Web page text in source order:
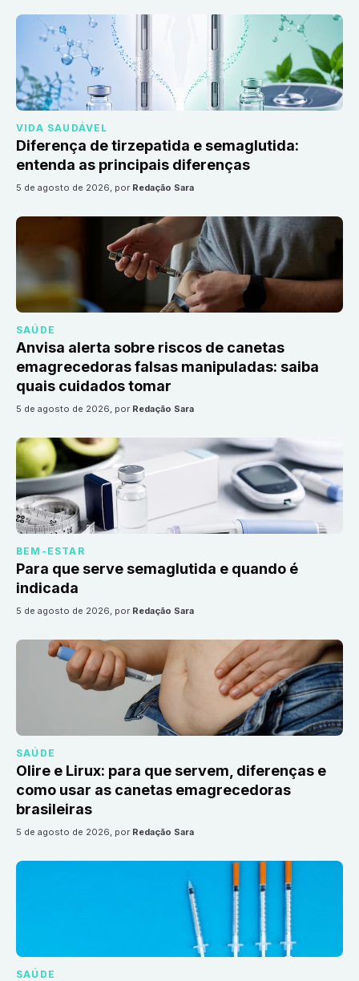
VIDA SAUDÁVEL
Diferença de tirzepatida e semaglutida:
entenda as principais diferenças
5 de agosto de 2026, por Redação Sara
SAÚDE
Anvisa alerta sobre riscos de canetas
emagrecedoras falsas manipuladas: saiba
quais cuidados tomar
5 de agosto de 2026, por Redação Sara
BEM-ESTAR
Para que serve semaglutida e quando é
indicada
5 de agosto de 2026, por Redação Sara
SAÚDE
Olire e Lirux: para que servem, diferenças e
como usar as canetas emagrecedoras
brasileiras
5 de agosto de 2026, por Redação Sara
SAÚDE